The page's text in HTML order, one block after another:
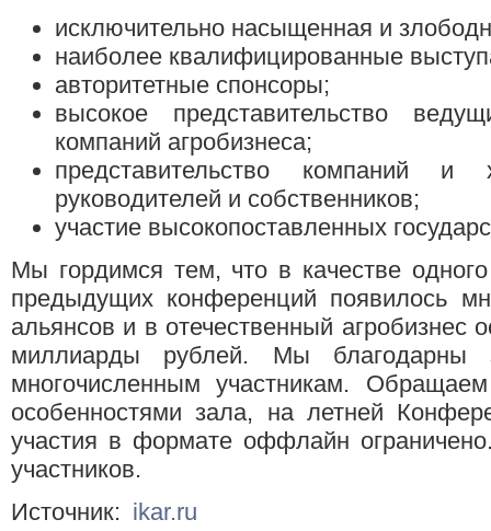
исключительно насыщенная и
наиболее квалифицированные
авторитетные спонсоры;
высокое представительство
компаний агробизнеса;
представительство компаний
руководителей и собственников;
участие высокопоставленных
Мы гордимся тем, что в качестве
предыдущих конференций появилось
альянсов и в отечественный агробизнес
миллиарды рублей. Мы благодарны
многочисленным участникам.
особенностями зала, на летней
участия в формате оффлайн
участников.
Источник: ikar.ru